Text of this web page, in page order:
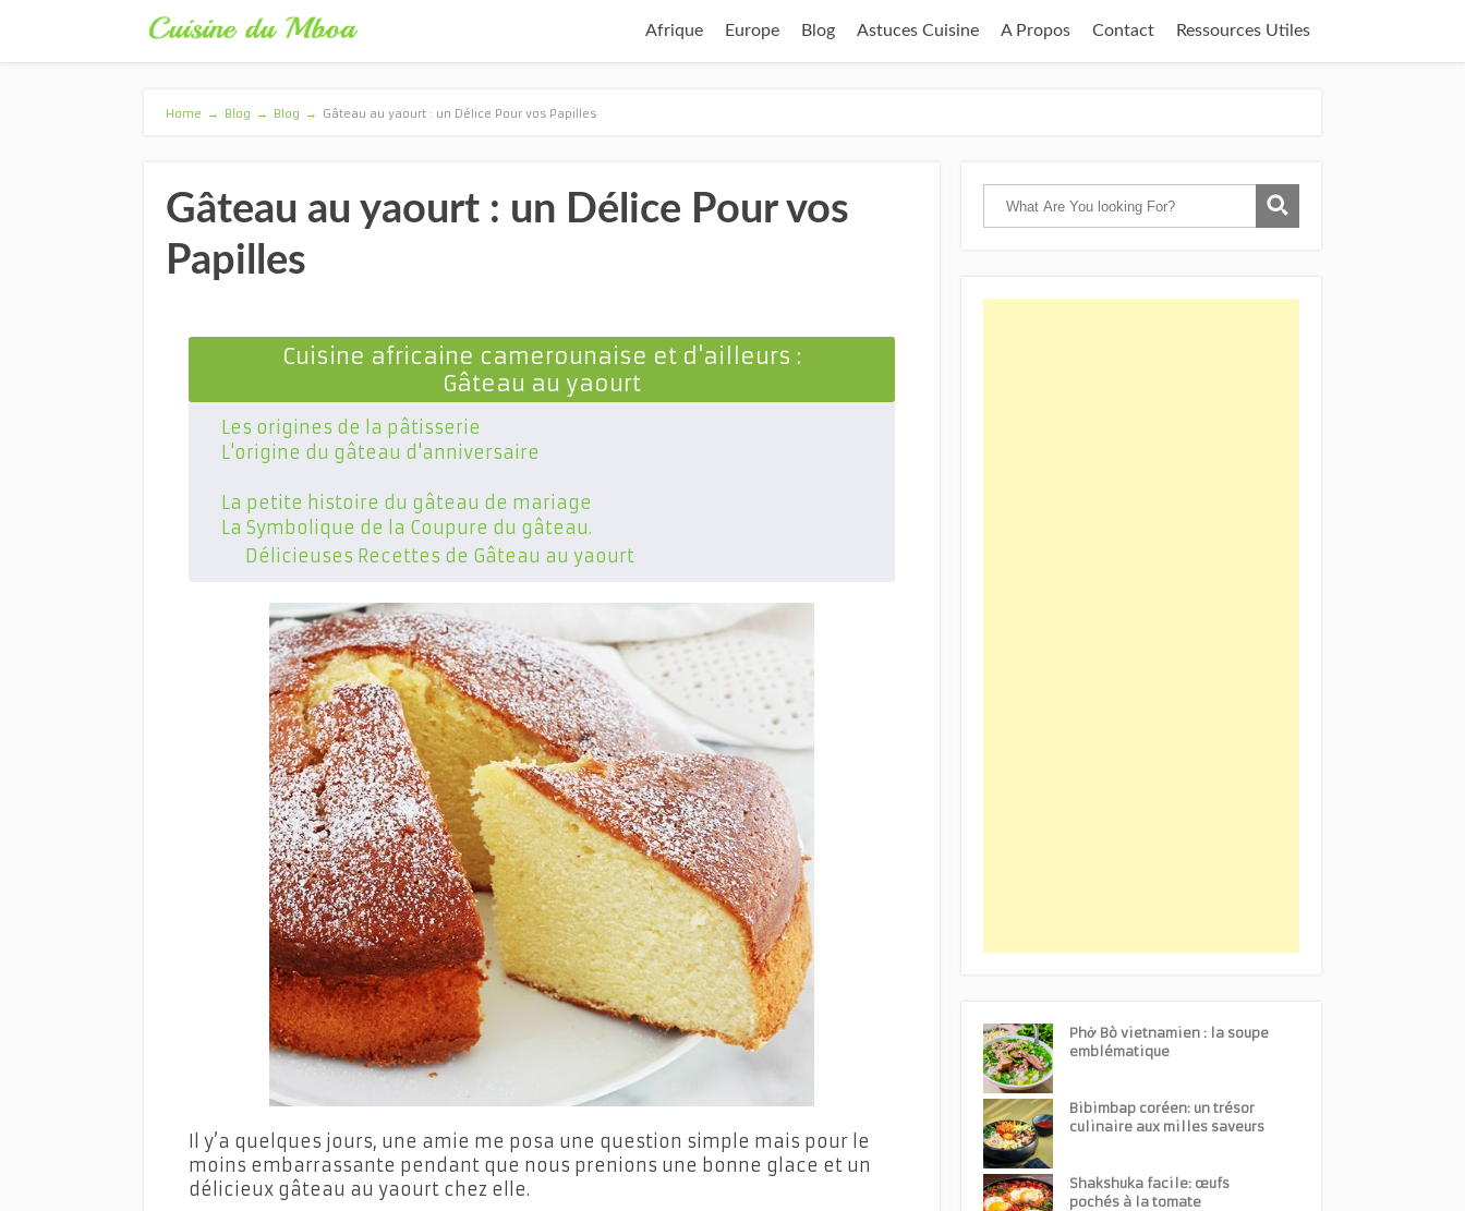
Afrique Europe Blog Astuces Cuisine A Propos Contact Ressources Utiles
Home → Blog → Blog → Gâteau au yaourt : un Délice Pour vos Papilles
Gâteau au yaourt : un Délice Pour vos
Papilles
Cuisine africaine camerounaise et d'ailleurs :
Gâteau au yaourt
Les origines de la pâtisserie
L'origine du gâteau d'anniversaire
La petite histoire du gâteau de mariage
La Symbolique de la Coupure du gâteau.
Délicieuses Recettes de Gâteau au yaourt
Il y’a quelques jours, une amie me posa une question simple mais pour le
moins embarrassante pendant que nous prenions une bonne glace et un
délicieux gâteau au yaourt chez elle.
Phở Bò vietnamien : la soupe
emblématique
Bibimbap coréen: un trésor
culinaire aux milles saveurs
Shakshuka facile: œufs
pochés à la tomate